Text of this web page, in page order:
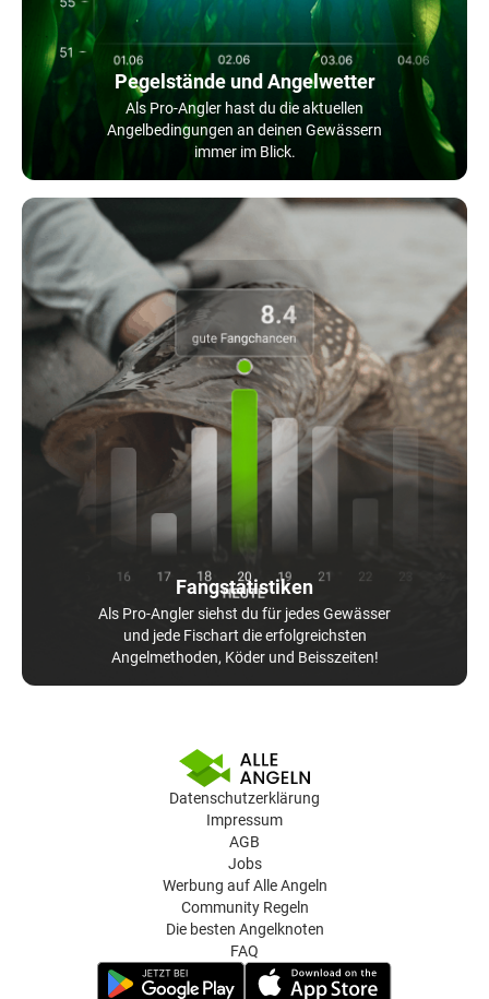
Pegelstände und Angelwetter
Als Pro-Angler hast du die aktuellen
Angelbedingungen an deinen Gewässern
immer im Blick.
Fangstatistiken
Als Pro-Angler siehst du für jedes Gewässer
und jede Fischart die erfolgreichsten
Angelmethoden, Köder und Beisszeiten!
Datenschutzerklärung
Impressum
AGB
Jobs
Werbung auf Alle Angeln
Community Regeln
Die besten Angelknoten
FAQ